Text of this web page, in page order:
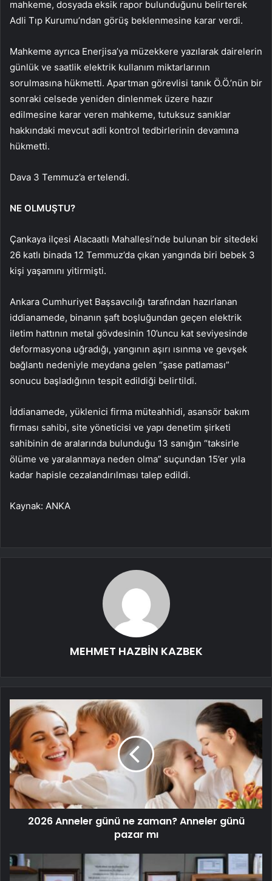
mahkeme, dosyada eksik rapor bulunduğunu belirterek
Adli Tıp Kurumu’ndan görüş beklenmesine karar verdi.
Mahkeme ayrıca Enerjisa’ya müzekkere yazılarak dairelerin
günlük ve saatlik elektrik kullanım miktarlarının
sorulmasına hükmetti. Apartman görevlisi tanık Ö.Ö.’nün bir
sonraki celsede yeniden dinlenmek üzere hazır
edilmesine karar veren mahkeme, tutuksuz sanıklar
hakkındaki mevcut adli kontrol tedbirlerinin devamına
hükmetti.
Dava 3 Temmuz’a ertelendi.
NE OLMUŞTU?
Çankaya ilçesi Alacaatlı Mahallesi’nde bulunan bir sitedeki
26 katlı binada 12 Temmuz’da çıkan yangında biri bebek 3
kişi yaşamını yitirmişti.
Ankara Cumhuriyet Başsavcılığı tarafından hazırlanan
iddianamede, binanın şaft boşluğundan geçen elektrik
iletim hattının metal gövdesinin 10’uncu kat seviyesinde
deformasyona uğradığı, yangının aşırı ısınma ve gevşek
bağlantı nedeniyle meydana gelen “şase patlaması”
sonucu başladığının tespit edildiği belirtildi.
İddianamede, yüklenici firma müteahhidi, asansör bakım
firması sahibi, site yöneticisi ve yapı denetim şirketi
sahibinin de aralarında bulunduğu 13 sanığın “taksirle
ölüme ve yaralanmaya neden olma” suçundan 15’er yıla
kadar hapisle cezalandırılması talep edildi.
Kaynak: ANKA
MEHMET HAZBİN KAZBEK
2026 Anneler günü ne zaman? Anneler günü
pazar mı